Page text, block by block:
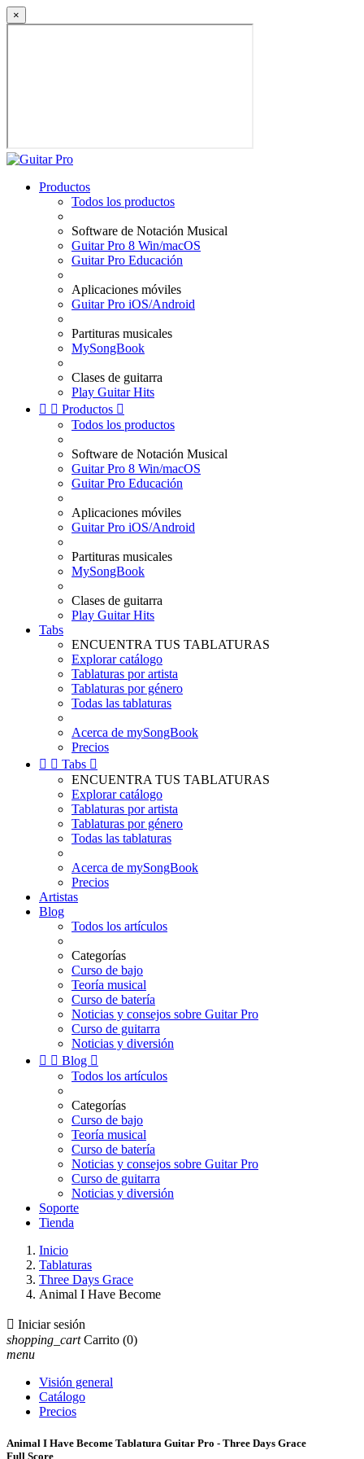
×
Productos
Todos los productos
Software de Notación Musical
Guitar Pro 8 Win/macOS
Guitar Pro Educación
Aplicaciones móviles
Guitar Pro iOS/Android
Partituras musicales
MySongBook
Clases de guitarra
Play Guitar Hits
  Productos 
Todos los productos
Software de Notación Musical
Guitar Pro 8 Win/macOS
Guitar Pro Educación
Aplicaciones móviles
Guitar Pro iOS/Android
Partituras musicales
MySongBook
Clases de guitarra
Play Guitar Hits
Tabs
ENCUENTRA TUS TABLATURAS
Explorar catálogo
Tablaturas por artista
Tablaturas por género
Todas las tablaturas
Acerca de mySongBook
Precios
  Tabs 
ENCUENTRA TUS TABLATURAS
Explorar catálogo
Tablaturas por artista
Tablaturas por género
Todas las tablaturas
Acerca de mySongBook
Precios
Artistas
Blog
Todos los artículos
Categorías
Curso de bajo
Teoría musical
Curso de batería
Noticias y consejos sobre Guitar Pro
Curso de guitarra
Noticias y diversión
  Blog 
Todos los artículos
Categorías
Curso de bajo
Teoría musical
Curso de batería
Noticias y consejos sobre Guitar Pro
Curso de guitarra
Noticias y diversión
Soporte
Tienda
Inicio
Tablaturas
Three Days Grace
Animal I Have Become
 Iniciar sesión
shopping_cart Carrito (0)
menu
Visión general
Catálogo
Precios
Animal I Have Become Tablatura Guitar Pro - Three Days Grace
Full Score